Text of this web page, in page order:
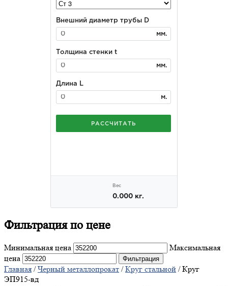
Фильтрацияпо цене
Минимальная цена
Максимальная
цена
Фильтрация
Главная /Черный металлопрокат /Круг стальной / Круг
ЭП915-вд